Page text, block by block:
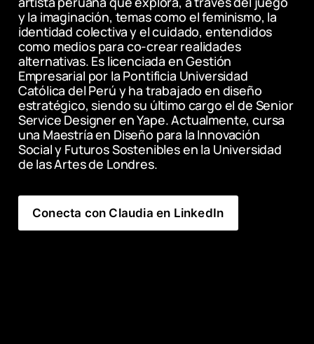
y la imaginación, temas como el feminismo, la
identidad colectiva y el cuidado, entendidos
como medios para co-crear realidades
alternativas. Es licenciada en Gestión
Empresarial por la Pontificia Universidad
Católica del Perú y ha trabajado en diseño
estratégico, siendo su último cargo el de Senior
Service Designer en Yape. Actualmente, cursa
una Maestría en Diseño para la Innovación
Social y Futuros Sostenibles en la Universidad
de las Artes de Londres.
Conecta con Claudia en LinkedIn